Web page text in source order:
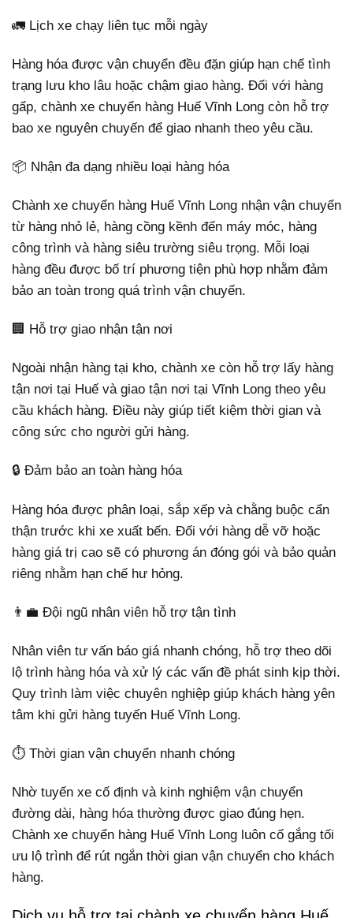
🚛 Lịch xe chạy liên tục mỗi ngày
Hàng hóa được vận chuyển đều đặn giúp hạn chế tình
trạng lưu kho lâu hoặc chậm giao hàng. Đối với hàng
gấp, chành xe chuyển hàng Huế Vĩnh Long còn hỗ trợ
bao xe nguyên chuyến để giao nhanh theo yêu cầu.
📦 Nhận đa dạng nhiều loại hàng hóa
Chành xe chuyển hàng Huế Vĩnh Long nhận vận chuyển
từ hàng nhỏ lẻ, hàng cồng kềnh đến máy móc, hàng
công trình và hàng siêu trường siêu trọng. Mỗi loại
hàng đều được bố trí phương tiện phù hợp nhằm đảm
bảo an toàn trong quá trình vận chuyển.
🏢 Hỗ trợ giao nhận tận nơi
Ngoài nhận hàng tại kho, chành xe còn hỗ trợ lấy hàng
tận nơi tại Huế và giao tận nơi tại Vĩnh Long theo yêu
cầu khách hàng. Điều này giúp tiết kiệm thời gian và
công sức cho người gửi hàng.
🔒 Đảm bảo an toàn hàng hóa
Hàng hóa được phân loại, sắp xếp và chằng buộc cẩn
thận trước khi xe xuất bến. Đối với hàng dễ vỡ hoặc
hàng giá trị cao sẽ có phương án đóng gói và bảo quản
riêng nhằm hạn chế hư hỏng.
👨‍💼 Đội ngũ nhân viên hỗ trợ tận tình
Nhân viên tư vấn báo giá nhanh chóng, hỗ trợ theo dõi
lộ trình hàng hóa và xử lý các vấn đề phát sinh kịp thời.
Quy trình làm việc chuyên nghiệp giúp khách hàng yên
tâm khi gửi hàng tuyến Huế Vĩnh Long.
⏱️ Thời gian vận chuyển nhanh chóng
Nhờ tuyến xe cố định và kinh nghiệm vận chuyển
đường dài, hàng hóa thường được giao đúng hẹn.
Chành xe chuyển hàng Huế Vĩnh Long luôn cố gắng tối
ưu lộ trình để rút ngắn thời gian vận chuyển cho khách
hàng.